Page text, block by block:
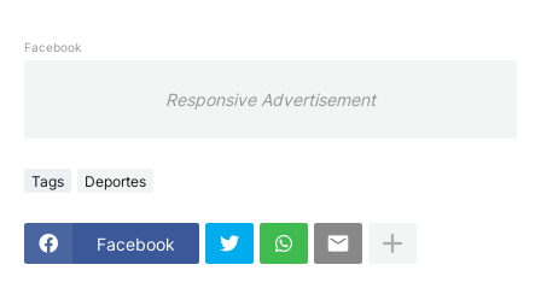
Facebook
Responsive Advertisement
Tags Deportes
Facebook